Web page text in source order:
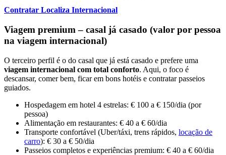
Contratar Localiza Internacional
Viagem premium – casal já casado (valor por pessoa
na viagem internacional)
O terceiro perfil é o do casal que já está casado e prefere uma
viagem internacional com total conforto. Aqui, o foco é
descansar, comer bem, ficar em bons hotéis e contratar passeios
guiados.
Hospedagem em hotel 4 estrelas: € 100 a € 150/dia (por
pessoa)
Alimentação em restaurantes: € 40 a € 60/dia
Transporte confortável (Uber/táxi, trens rápidos, locação de
carro): € 30 a € 50/dia
Passeios completos e experiências premium: € 40 a € 60/dia